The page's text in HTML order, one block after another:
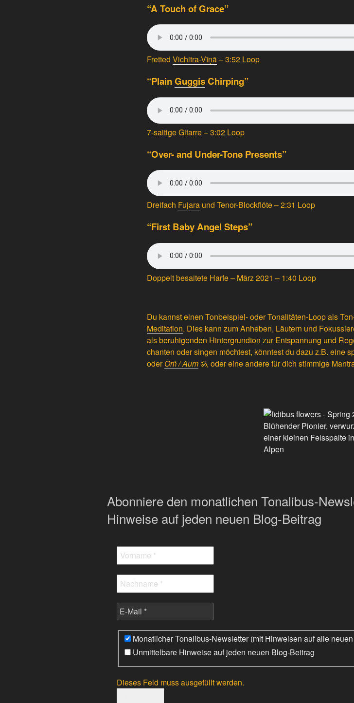
“A Touch of Grace”
Fretted Vichitra-Vīṇā– 3:52 Loop
“PlainGuggisChirping”
7-saitige Gitarre – 3:02 Loop
“Over- and Under-Tone Presents”
Dreifach Fujara und Tenor-Blockflöte – 2:31 Loop
“First Baby Angel Steps”
Doppelt besaitete Harfe – März 2021 – 1:40 Loop
Du kannst einen Tonbeispiel- oder Tonalitäten-Loop als
Meditation. Dies kann zum Anheben, Läutern und
als beruhigenden Hintergrundton zur Entspannung und
chanten oder singen möchtest, könntest du dazu z.B. eine
oderŌṁ / Aumॐ, oder eine andere für dich stimmige
Blühender Pionier,
einer kleinen Felsspalte
Alpen
Abonniere den monatlichen Tonalibus-
Hinweise auf jeden neuen Blog-Beitrag
Monatlicher Tonalibus-Newsletter (mit Hinweisen auf alle
Unmittelbare Hinweise auf jeden neuen Blog-Beitrag
Dieses Feld muss ausgefüllt werden.